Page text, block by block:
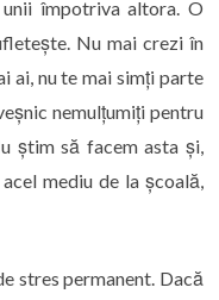
împotriva altora. O
Nu mai crezi în
ai, nu te mai simți parte
nemulțumiți pentru
știm să facem asta și,
mediu de la școală,
stres permanent. Dacă